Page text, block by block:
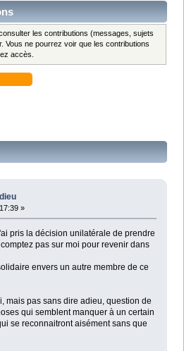
les contributions (messages, sujets
Vous ne pourrez voir que les contributions
accès.
»
pris la décision unilatérale de prendre
pas sur moi pour revenir dans
envers un autre membre de ce
mais pas sans dire adieu, question de
qui semblent manquer à un certain
se reconnaitront aisément sans que